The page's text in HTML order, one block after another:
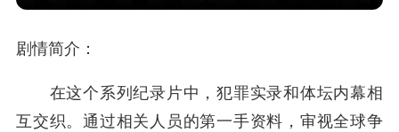
剧情简介：
在这个系列纪录片中，犯罪实录和体坛内幕相
互交织。通过相关人员 的第一手资料，审视全球争